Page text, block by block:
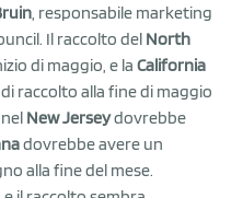
, responsabile marketing
Il raccolto del North
di maggio, e la California
raccolto alla fine di maggio
New Jerseydovrebbe
dovrebbe avere un
alla fine del mese.